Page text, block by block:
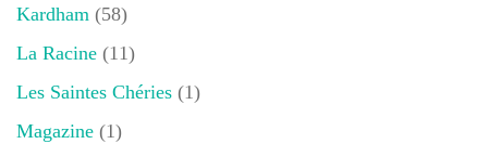
Kardham (58)
La Racine (11)
Les Saintes Chéries (1)
Magazine (1)